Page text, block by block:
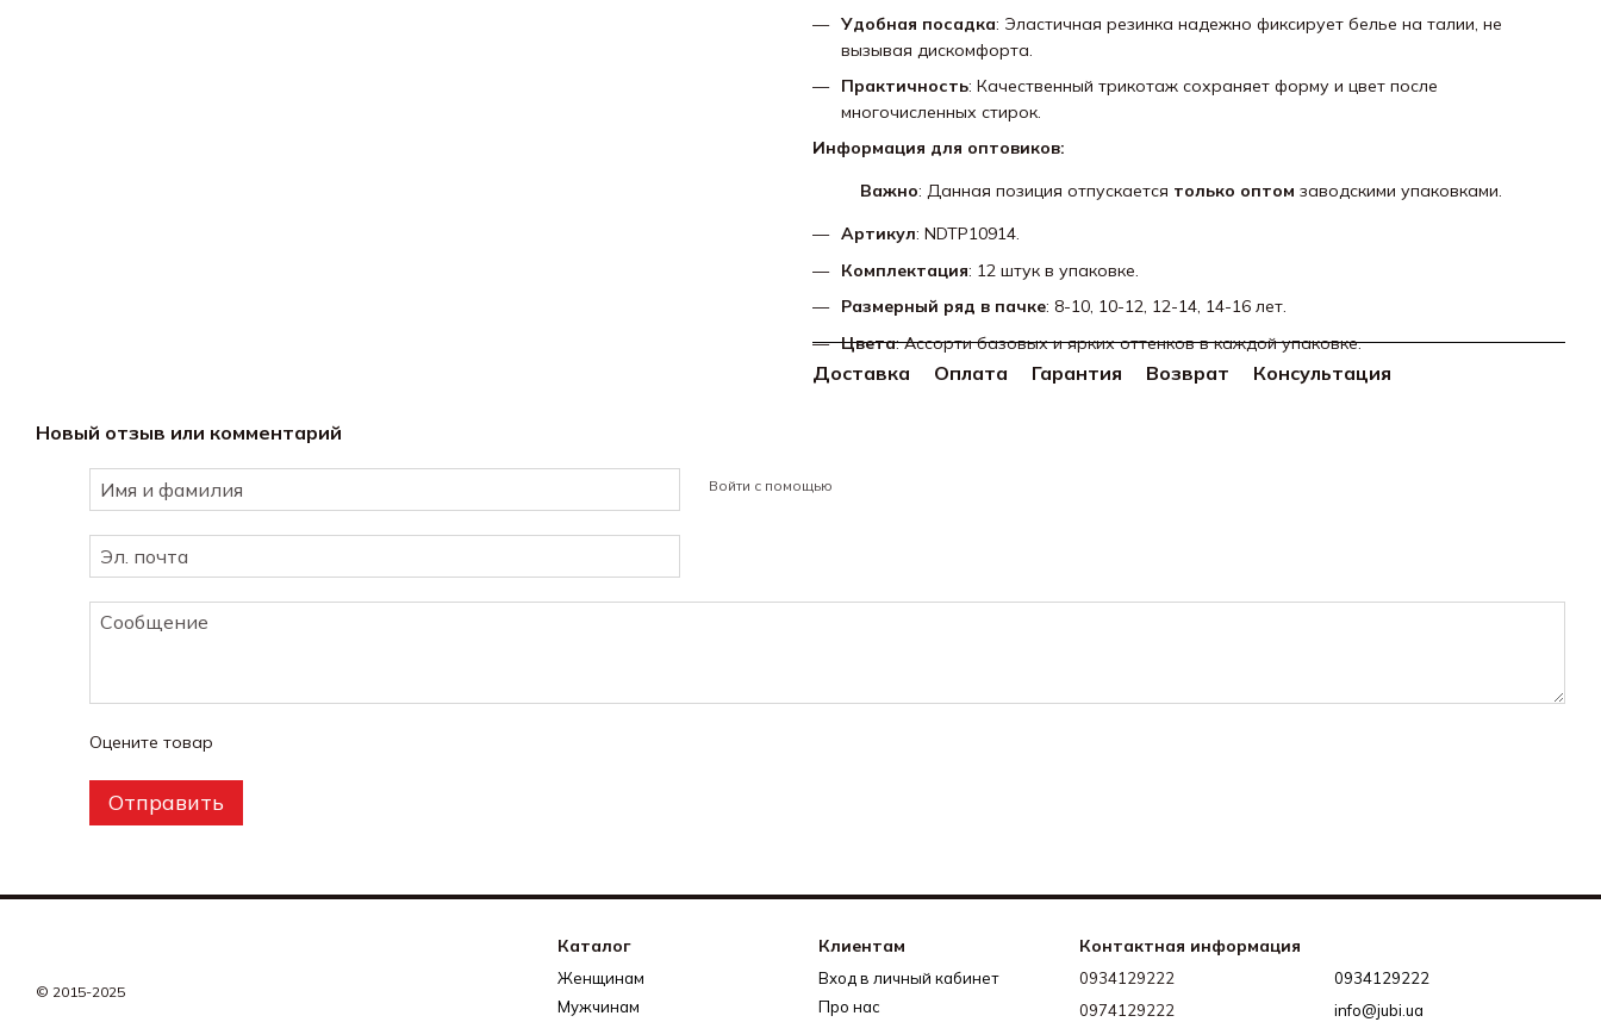
Удобная посадка: Эластичная резинка надежно фиксирует белье на талии, не
вызывая дискомфорта.
Практичность: Качественный трикотаж сохраняет форму и цвет после
многочисленных стирок.
Информация для оптовиков:
Важно: Данная позиция отпускается только оптом заводскими упаковками.
Артикул: NDTP10914.
Комплектация: 12 штук в упаковке.
Размерный ряд в пачке: 8-10, 10-12, 12-14, 14-16 лет.
Цвета: Ассорти базовых и ярких оттенков в каждой упаковке.
Доставка Оплата Гарантия Возврат Консультация
Новый отзыв или комментарий
Войти с помощью
Оцените товар
Отправить
© 2015-2025
Каталог
Женщинам
Мужчинам
Клиентам
Вход в личный кабинет
Про нас
Контактная информация
0934129222
0974129222
0934129222
info@jubi.ua